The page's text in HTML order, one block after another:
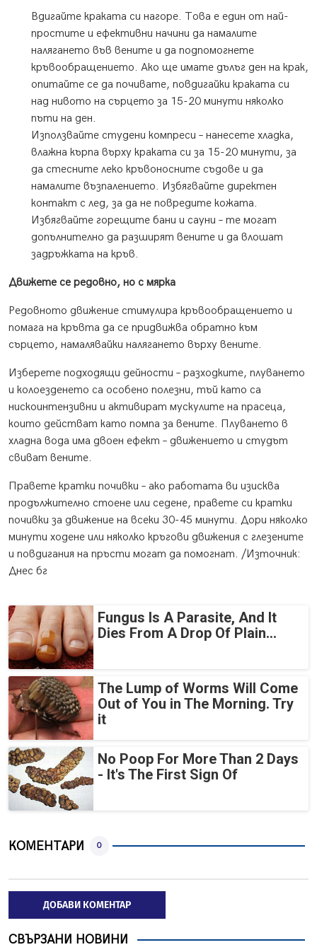
Вдигайте краката си нагоре. Това е един от най-
простите и ефективни начини да намалите
налягането във вените и да подпомогнете
кръвообращението. Ако ще имате дълъг ден на крак,
опитайте се да почивате, повдигайки краката си
над нивото на сърцето за 15-20 минути няколко
пъти на ден.
Използвайте студени компреси – нанесете хладка,
влажна кърпа върху краката си за 15-20 минути, за
да стесните леко кръвоносните съдове и да
намалите възпалението. Избягвайте директен
контакт с лед, за да не повредите кожата.
Избягвайте горещите бани и сауни – те могат
допълнително да разширят вените и да влошат
задръжката на кръв.
Движете се редовно, но с мярка
Редовното движение стимулира кръвообращението и
помага на кръвта да се придвижва обратно към
сърцето, намалявайки налягането върху вените.
Изберете подходящи дейности – разходките, плуването
и колоезденето са особено полезни, тъй като са
нискоинтензивни и активират мускулите на прасеца,
които действат като помпа за вените. Плуването в
хладна вода има двоен ефект – движението и студът
свиват вените.
Правете кратки почивки – ако работата ви изисква
продължително стоене или седене, правете си кратки
почивки за движение на всеки 30-45 минути. Дори няколко
минути ходене или няколко кръгови движения с глезените
и повдигания на пръсти могат да помогнат. /Източник:
Днес бг
Fungus Is A Parasite, And It
Dies From A Drop Of Plain...
The Lump of Worms Will Come
Out of You in The Morning. Try
it
No Poop For More Than 2 Days
- It's The First Sign Of
КОМЕНТАРИ 0
ДОБАВИ КОМЕНТАР
СВЪРЗАНИ НОВИНИ